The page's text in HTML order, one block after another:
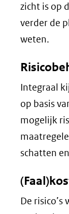
zicht is op
verder de
weten.
Integraal
op basis
mogelijk
schatten
De